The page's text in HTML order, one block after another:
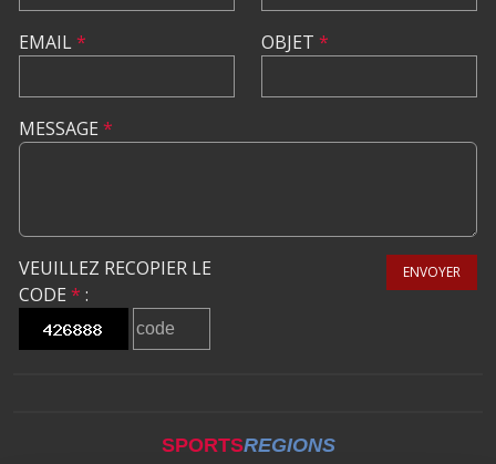
EMAIL* OBJET *
MESSAGE *
VEUILLEZ RECOPIER LE
CODE * :
ENVOYER
SPORTSREGIONS